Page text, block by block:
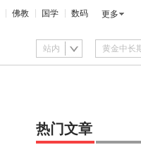
佛教 国学 数码 更多
站内
热门文章